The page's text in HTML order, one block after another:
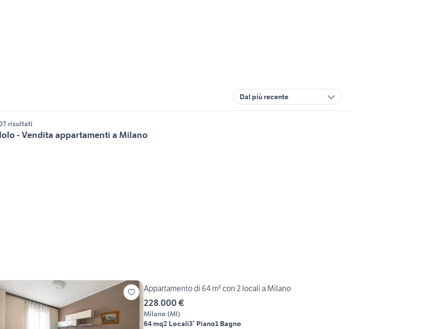
Dal più recente
risultati
- Vendita appartamenti a Milano
Appartamento di 64 m² con 2 locali a Milano
228.000 €
Milano (MI)
64 mq2 Locali3° Piano1 Bagno